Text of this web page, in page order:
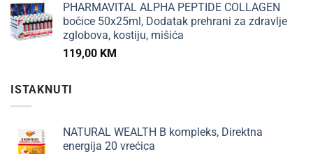
PHARMAVITAL ALPHA PEPTIDE COLLAGEN
bočice 50x25ml, Dodatak prehrani za zdravlje
zglobova, kostiju, mišića
119,00 KM
ISTAKNUTI
NATURAL WEALTH B kompleks, Direktna
energija 20 vrećica